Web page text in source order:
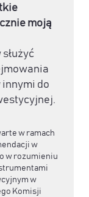
moją
innymi do
w ramach
w
w rozumieniu
w
Komisji